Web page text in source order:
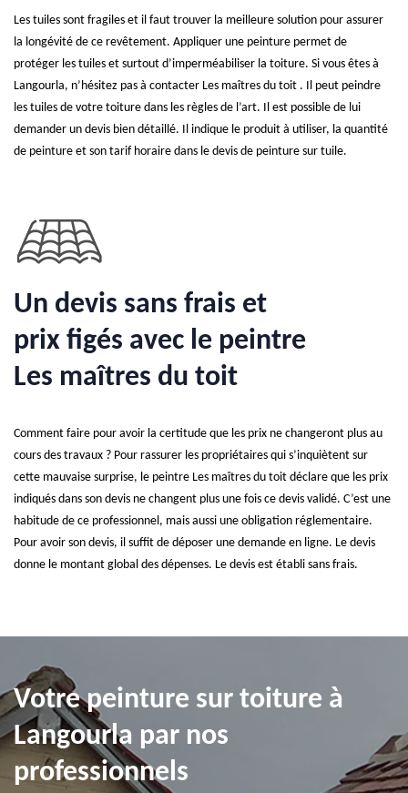
Les tuiles sont fragiles et il faut trouver la meilleure solution pour assurer
la longévité de ce revêtement. Appliquer une peinture permet de
protéger les tuiles et surtout d’imperméabiliser la toiture. Si vous êtes à
Langourla, n’hésitez pas à contacter Les maîtres du toit . Il peut peindre
les tuiles de votre toiture dans les règles de l’art. Il est possible de lui
demander un devis bien détaillé. Il indique le produit à utiliser, la quantité
de peinture et son tarif horaire dans le devis de peinture sur tuile.
Un devis sans frais et
prix figés avec le peintre
Les maîtres du toit
Comment faire pour avoir la certitude que les prix ne changeront plus au
cours des travaux ? Pour rassurer les propriétaires qui s’inquiètent sur
cette mauvaise surprise, le peintre Les maîtres du toit déclare que les prix
indiqués dans son devis ne changent plus une fois ce devis validé. C’est une
habitude de ce professionnel, mais aussi une obligation réglementaire.
Pour avoir son devis, il suffit de déposer une demande en ligne. Le devis
donne le montant global des dépenses. Le devis est établi sans frais.
Votre peinture sur toiture à
Langourla par nos
professionnels